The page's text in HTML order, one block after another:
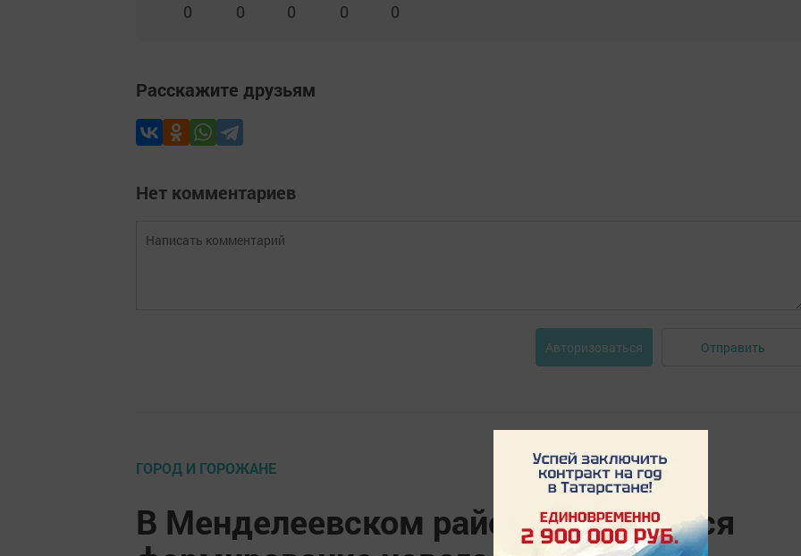
0 0 0 0 0
Расскажите друзьям
Нет комментариев
Авторизоваться Отправить
ГОРОД И ГОРОЖАНЕ
В Менделеевском районе начинается